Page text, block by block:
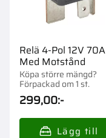
Relä 4-Pol 12V 70A
Med Motstånd
Köpa större mängd?
Förpackad om 1 st.
299,00:-